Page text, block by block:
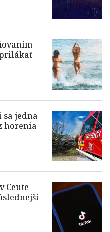
sa jedna
horenia
Ceute